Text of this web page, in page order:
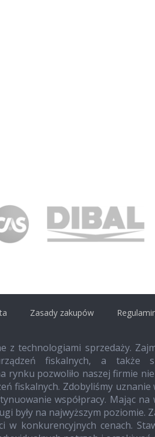
Zasady zakupów
z technologiami sprzedaży.
fiskalnych, a także
rynku pozwoliło naszej firmie
fiskalnych. Zdobyliśmy
współpracy. Mając na
były na najwyższym poziomie.
konkurencyjnych cenach.